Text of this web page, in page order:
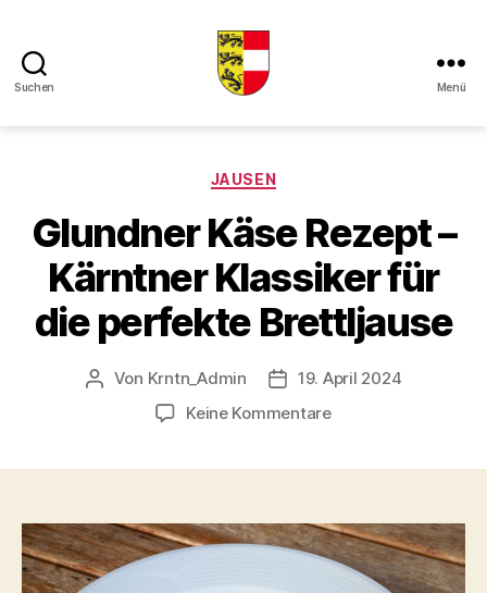
Suchen
Kueche
Menü
Kategorien
JAUSEN
Glundner Käse Rezept –
Kärntner Klassiker für
die perfekte Brettljause
Beitragsautor
Von Krntn_Admin Veröffentlichungsdatum
19. April 2024
Keine Kommentarezu
Kärntner
Klassiker